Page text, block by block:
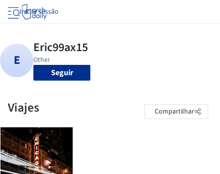
Iniciar sessão
Seguir
Viajes Compartilhar